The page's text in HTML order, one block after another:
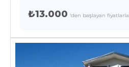
₺13.000 'den başlayan fiyatlarla